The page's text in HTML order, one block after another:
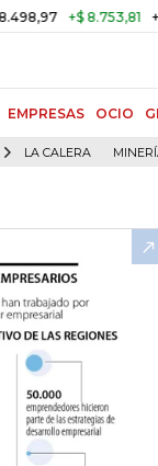
+$ 8.753,81 +2,19%
EMPRESAS OCIO
LA CALERA